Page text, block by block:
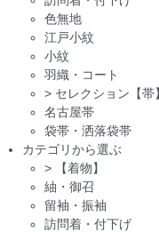
色無地
江戸小紋
小紋
羽織・コート
> セレクション【帯】
名古屋帯
袋帯・洒落袋帯
カテゴリから選ぶ
>
【着物】
紬・御召
留袖・振袖
訪問着・付下げ